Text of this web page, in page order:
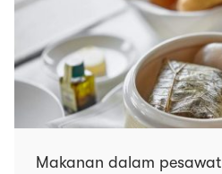
Makanan dalam pesawat